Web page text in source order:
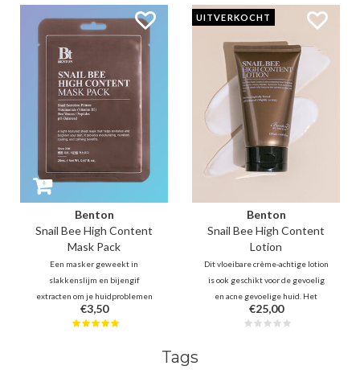
eigenschappen. Deze
verfrissende gel kalmeert en
hydrateert de huid en is getest
onder dermatologische controle.
Duindoorn fruit extracten
(Vitamine C, E, K), granaatappel,
huidteint helpen te verbeteren.
Benton
Snail Bee High Content
Mask Pack
Een masker geweekt in
slakkenslijm en bijengif
extracten om je huidproblemen
diep aan te pakken. Het voedt,
verzacht en herstelt, voor een
€3,50
UITVERKOCHT
Benton
Snail Bee High Content
Lotion
Dit vloeibare crème-achtige lotion
is ook geschikt voor de gevoelig
en acne gevoelige huid. Het
voedt, beschermt de huid, geeft
vitaliteit, verbetert de
€25,00
Tags